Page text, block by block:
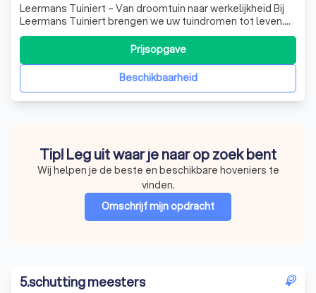
Leermans Tuiniert – Van droomtuin naar werkelijkheid Bij
Leermans Tuiniert brengen we uw tuindromen tot leven.
Of het nu gaat om een complete tuinaanleg, renovatie, of
onderhoud, wij staan garant voor vakmanschap en oog
voor detail. Van strak design tot weelderige groene
oases: wij realiseren een tBeschikbaarheid
Prijsopgave
Tip! Leg uit waar je naar op zoek bent
Wij helpen je de beste en beschikbare hoveniers te
vinden.
Omschrijf mijn opdracht
5.schutting meesters